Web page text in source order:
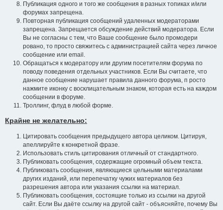
Публикация одного и того же сообщения в разных топиках и/или
форумах запрещена.
Повторная публикация сообщений удаленных модераторами
запрещена. Запрещается обсуждение действий модератора. Если
Вы не согласны с тем, что Ваше сообщение было промодери
ровано, то просто свяжитесь с администрацией сайта через личное
сообщение или email.
Обращаться к модератору или другим посетителям форума по
поводу поведения отдельных участников. Если Вы считаете, что
данное сообщение нарушает правила данного форума, п росто
нажмите иконку с восклицательным знаком, которая есть на каждом
сообщении в форуме.
Троллинг, флуд в любой форме.
Крайне не желательно:
Цитировать сообщения предыдущего автора целиком. Цитируя,
апеллируйте к конкретной фразе.
Использовать стиль цитирования отличный от стандартного.
Публиковать сообщения, содержащие огромный объем текста.
Публиковать сообщения, являющиеся цельными материалами
других изданий, или перепечатку чужих материалов без
разрешения автора или указания ссылки на материал.
Публиковать сообщения, состоящие только из ссылки на другой
сайт. Если Вы даёте ссылку на другой сайт - объясняйте, почему Вы